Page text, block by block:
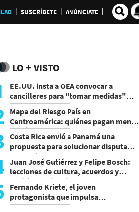
SUSCRÍBETE ANÚNCIATE
LO + VISTO
EE.UU. insta a OEA convocar a
cancilleres para "tomar medidas"
sobre Nicaragua
Mapa del Riesgo País en
Centroamérica: quiénes pagan menos
y cuáles mejoraron
Costa Rica envió a Panamá una
propuesta para solucionar disputa
comercial
Juan José Gutiérrez y Felipe Bosch:
lecciones de cultura, acuerdos y
decisiones sin miedo
Fernando Kriete, el joven
protagonista que impulsa
emprendimientos y talentos